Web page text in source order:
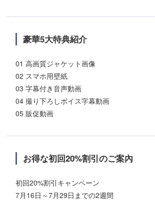
豪華5大特典紹介
01 高画質ジャケット画像
02 スマホ用壁紙
03 字幕付き音声動画
04 撮り下ろしボイス字幕動画
05 販促動画
お得な初回20%割引のご案內
初回20%割引キャンペーン
7月16日～7月29日までの2週間